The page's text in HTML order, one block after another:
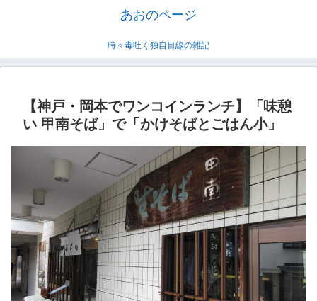
あおのページ
時々毒吐く独自目線の雑記
【神戸・岡本でワンコインランチ】「味憩
い 甲南そば」で「かけそばとごはん小」